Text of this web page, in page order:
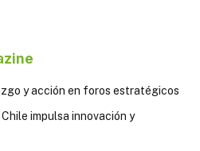
y acción en foros estratégicos
impulsa innovación y